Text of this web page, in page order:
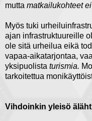
mutta matkailukohteet ei
Myös tuki
ajan infrastruktuureille
ole sitä urheilua eikä
vapaa-aikatarjontaa,
yksipuolista turismia.
tarkoitettua
Vihdoinkin yleisö